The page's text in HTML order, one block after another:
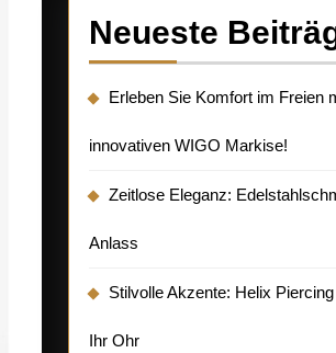
Neueste
Erleben Sie Komfort im Freien
innovativen WIGO Markise!
Zeitlose Eleganz:
Anlass
Stilvolle Akzente: Helix
Ihr Ohr